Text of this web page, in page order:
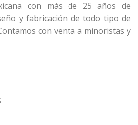
con más de 25 años de
y fabricación de todo tipo de
con venta a minoristas y